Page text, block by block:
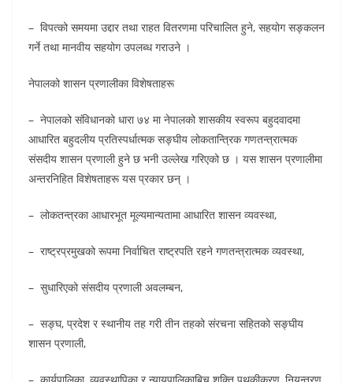
– विपत्को समयमा उद्दार तथा राहत वितरणमा परिचालित हुने, सहयोग सङ्कलन
गर्ने तथा मानवीय सहयोग उपलब्ध गराउने ।
नेपालको शासन प्रणालीका विशेषताहरू
– नेपालको संविधानको धारा ७४ मा नेपालको शासकीय स्वरूप बहुदवादमा
आधारित बहुदलीय प्रतिस्पर्धात्मक सङ्घीय लोकतान्त्रिक गणतन्त्रात्मक
संसदीय शासन प्रणाली हुने छ भनी उल्लेख गरिएको छ । यस शासन प्रणालीमा
अन्तरनिहित विशेषताहरू यस प्रकार छन् ।
– लोकतन्त्रका आधारभूत मूल्यमान्यतामा आधारित शासन व्यवस्था,
– राष्ट्रप्रमुखको रूपमा निर्वाचित राष्ट्रपति रहने गणतन्त्रात्मक व्यवस्था,
– सुधारिएको संसदीय प्रणाली अवलम्बन,
– सङ्घ, प्रदेश र स्थानीय तह गरी तीन तहको संरचना सहितको सङ्घीय
शासन प्रणाली,